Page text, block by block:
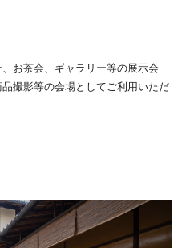
お茶会、ギャラリー等の展示会
撮影等の会場としてご利用いただ